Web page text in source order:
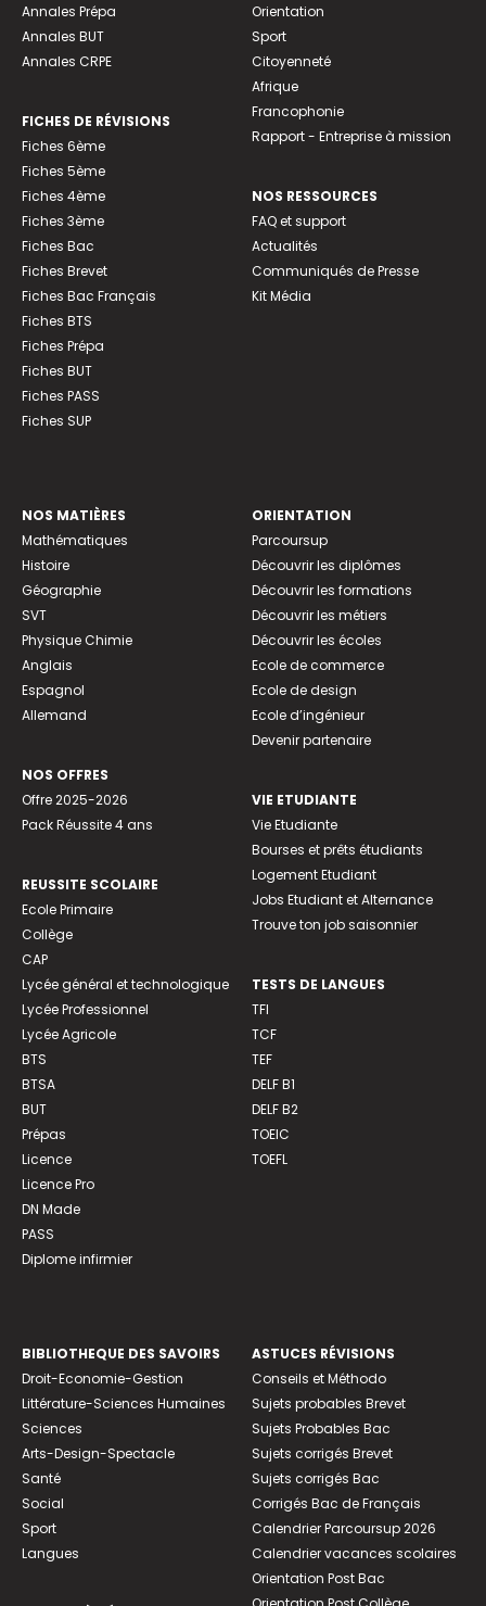
Annales Prépa
Annales BUT
Annales CRPE
FICHES DE RÉVISIONS
Fiches 6ème
Fiches 5ème
Fiches 4ème
Fiches 3ème
Fiches Bac
Fiches Brevet
Fiches Bac Français
Fiches BTS
Fiches Prépa
Fiches BUT
Fiches PASS
Fiches SUP
Orientation
Sport
Citoyenneté
Afrique
Francophonie
Rapport - Entreprise à mission
NOS RESSOURCES
FAQ et support
Actualités
Communiqués de Presse
Kit Média
NOS MATIÈRES
Mathématiques
Histoire
Géographie
SVT
Physique Chimie
Anglais
Espagnol
Allemand
NOS OFFRES
Offre 2025-2026
Pack Réussite 4 ans
REUSSITE SCOLAIRE
Ecole Primaire
Collège
CAP
Lycée général et technologique
Lycée Professionnel
Lycée Agricole
BTS
BTSA
BUT
Prépas
Licence
Licence Pro
DN Made
PASS
Diplome infirmier
ORIENTATION
Parcoursup
Découvrir les diplômes
Découvrir les formations
Découvrir les métiers
Découvrir les écoles
Ecole de commerce
Ecole de design
Ecole d’ingénieur
Devenir partenaire
VIE ETUDIANTE
Vie Etudiante
Bourses et prêts étudiants
Logement Etudiant
Jobs Etudiant et Alternance
Trouve ton job saisonnier
TESTS DE LANGUES
TFI
TCF
TEF
DELF B1
DELF B2
TOEIC
TOEFL
BIBLIOTHEQUE DES SAVOIRS
Droit-Economie-Gestion
Littérature-Sciences Humaines
Sciences
Arts-Design-Spectacle
Santé
Social
Sport
Langues
ASTUCES RÉVISIONS
Conseils et Méthodo
Sujets probables Brevet
Sujets Probables Bac
Sujets corrigés Brevet
Sujets corrigés Bac
Corrigés Bac de Français
Calendrier Parcoursup 2026
Calendrier vacances scolaires
Orientation Post Bac